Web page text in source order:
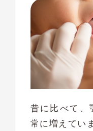
昔に比べて、
常に増えてい